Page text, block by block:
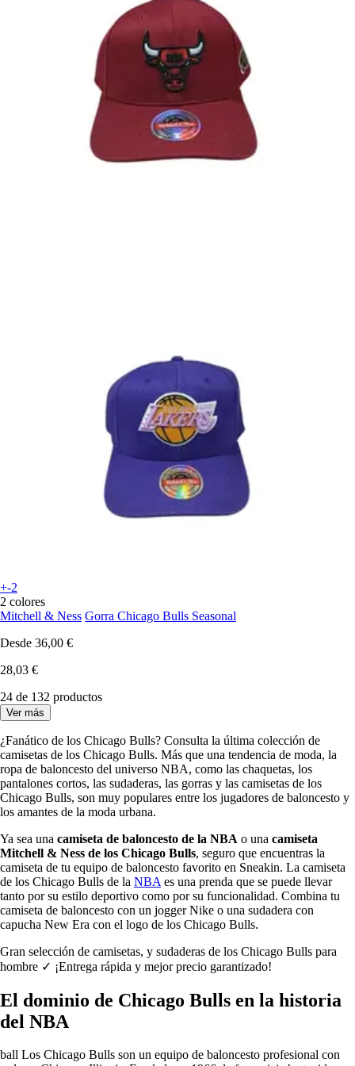
+-2
2 colores
Mitchell & Ness Gorra Chicago Bulls Seasonal
Desde 36,00 €
28,03 €
24 de 132 productos
Ver más
¿Fanático de los Chicago Bulls? Consulta la última colección de
camisetas de los Chicago Bulls. Más que una tendencia de moda, la
ropa de baloncesto del universo NBA, como las chaquetas, los
pantalones cortos, las sudaderas, las gorras y las camisetas de los
Chicago Bulls, son muy populares entre los jugadores de baloncesto y
los amantes de la moda urbana.
Ya sea una camiseta de baloncesto de la NBA o una camiseta
Mitchell & Ness de los Chicago Bulls, seguro que encuentras la
camiseta de tu equipo de baloncesto favorito en Sneakin. La camiseta
de los Chicago Bulls de la NBA es una prenda que se puede llevar
tanto por su estilo deportivo como por su funcionalidad. Combina tu
camiseta de baloncesto con un jogger Nike o una sudadera con
capucha New Era con el logo de los Chicago Bulls.
Gran selección de camisetas, y sudaderas de los Chicago Bulls para
hombre ✓ ¡Entrega rápida y mejor precio garantizado!
El dominio de Chicago Bulls en la historia
del NBA
ball Los Chicago Bulls son un equipo de baloncesto profesional con